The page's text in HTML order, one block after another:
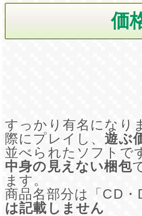
すっかり有名になり
際にプレイし、遊ぶ
並べられたソフトで
中身の見えない梱包
ます。
商品名部分は「CD
は記載しません